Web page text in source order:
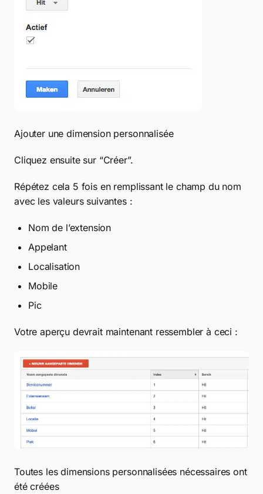
Ajouter une dimension personnalisée
Cliquez ensuite sur “Créer”.
Répétez cela 5 fois en remplissant le champ du nom
avec les valeurs suivantes :
Nom de l’extension
Appelant
Localisation
Mobile
Pic
Votre aperçu devrait maintenant ressembler à ceci :
Toutes les dimensions personnalisées nécessaires ont
été créées